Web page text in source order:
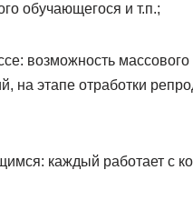
обучающегося и т.п.;
возможность
на этапе отработки
каждый работает с